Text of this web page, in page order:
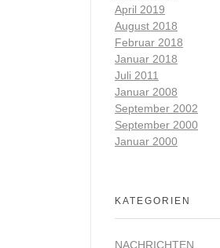
April 2019
August 2018
Februar 2018
Januar 2018
Juli 2011
Januar 2008
September 2002
September 2000
Januar 2000
KATEGORIEN
NACHRICHTEN